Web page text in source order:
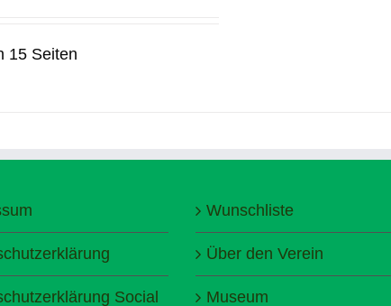
15 Seiten
Social
Wunschliste
Über den Verein
Museum